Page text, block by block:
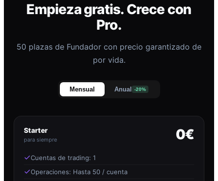
Empieza gratis. Crece con
Pro.
50 plazas de Fundador con precio garantizado de
por vida.
Mensual Anual -20%
Starter
para siempre 0€
Cuentas de trading: 1
Operaciones: Hasta 50 / cuenta